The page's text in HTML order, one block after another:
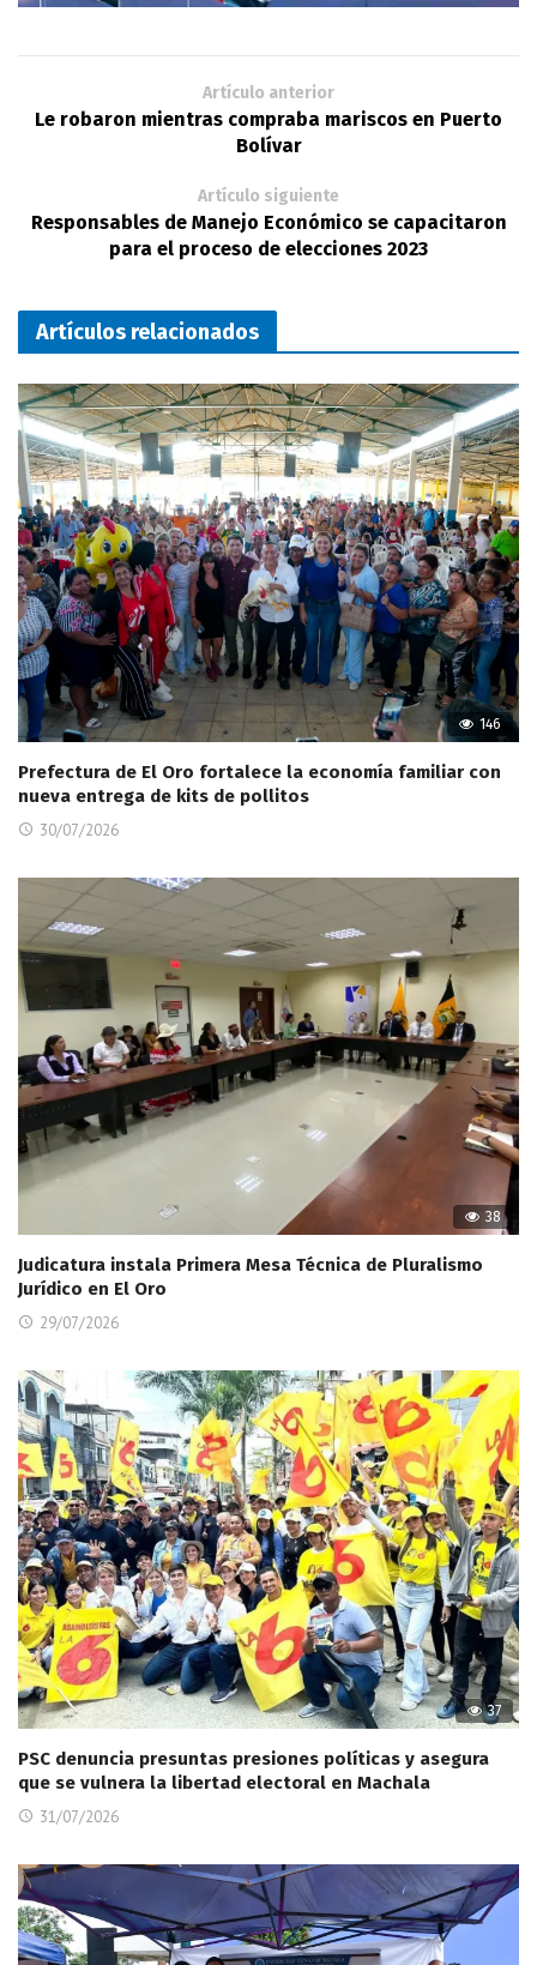
Artículo anterior
Le robaron mientras compraba mariscos en Puerto
Bolívar
Artículo siguiente
Responsables de Manejo Económico se capacitaron
para el proceso de elecciones 2023
Artículos relacionados
146
Prefectura de El Oro fortalece la economía familiar con
nueva entrega de kits de pollitos
30/07/2026
38
Judicatura instala Primera Mesa Técnica de Pluralismo
Jurídico en El Oro
29/07/2026
37
PSC denuncia presuntas presiones políticas y asegura
que se vulnera la libertad electoral en Machala
31/07/2026